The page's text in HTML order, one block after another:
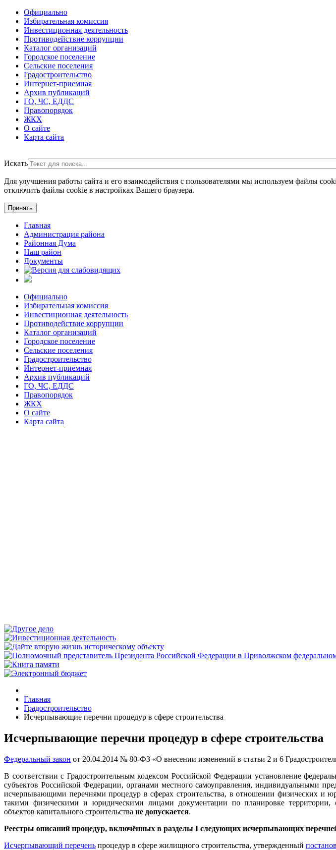
Официально
Избирательная комиссия
Инвестиционная деятельность
Противодействие коррупции
Каталог организаций
Городское поселение
Сельские поселения
Градостроительство
Интернет-приемная
Архив публикаций
ГО, ЧС, ЕДДС
Правопорядок
ЖКХ
О сайте
Карта сайта
Искать
Для улучшения работы сайта и его взаимодействия с пользователями мы используем файлы
отключить файлы cookie в настройках Вашего браузера.
Принять
Главная
Администрация района
Районная Дума
Наш район
Документы
Официально
Избирательная комиссия
Инвестиционная деятельность
Противодействие коррупции
Каталог организаций
Городское поселение
Сельские поселения
Градостроительство
Интернет-приемная
Архив публикаций
ГО, ЧС, ЕДДС
Правопорядок
ЖКХ
О сайте
Карта сайта
Главная
Градостроительство
Исчерпывающие перечни процедур в сфере строительства
Исчерпывающие перечни процедур в сфере строительства
Федеральный закон от 20.04.2014 № 80-ФЗ «О внесении изменений в статьи 2 и 6
В соответствии с Градостроительным кодексом Российской Федерации установление
субъектов Российской Федерации, органами местного самоуправления, индивидуальными
исчерпывающими перечнями процедур в сферах строительства, в отношении физических и
такими физическими и юридическими лицами документации по планировке территории,
объектов капитального строительства не допускается.
Реестры описаний процедур, включённых в разделы I следующих исчерпывающих
Исчерпывающий перечень процедур в сфере жилищного строительства, утвержденный